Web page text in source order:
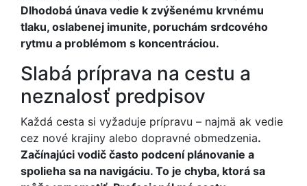
Dlhodobá únava vedie k zvýšenému krvnému
tlaku, oslabenej imunite, poruchám srdcového
rytmu a problémom s koncentráciou.
Slabá príprava na cestu a
neznalosť predpisov
Každá cesta si vyžaduje prípravu – najmä ak vedie
cez nové krajiny alebo dopravné obmedzenia.
Začínajúci vodič často podcení plánovanie a
spolieha sa na navigáciu. To je chyba, ktorá sa